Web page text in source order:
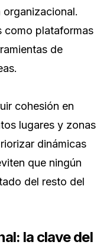
como plataformas
de
cohesión en
lugares y zonas
dinámicas
que ningún
del resto del
la clave del